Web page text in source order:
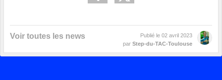
Voir toutes les news Publié le 02 avril 2023
par Step-du-TAC-Toulouse